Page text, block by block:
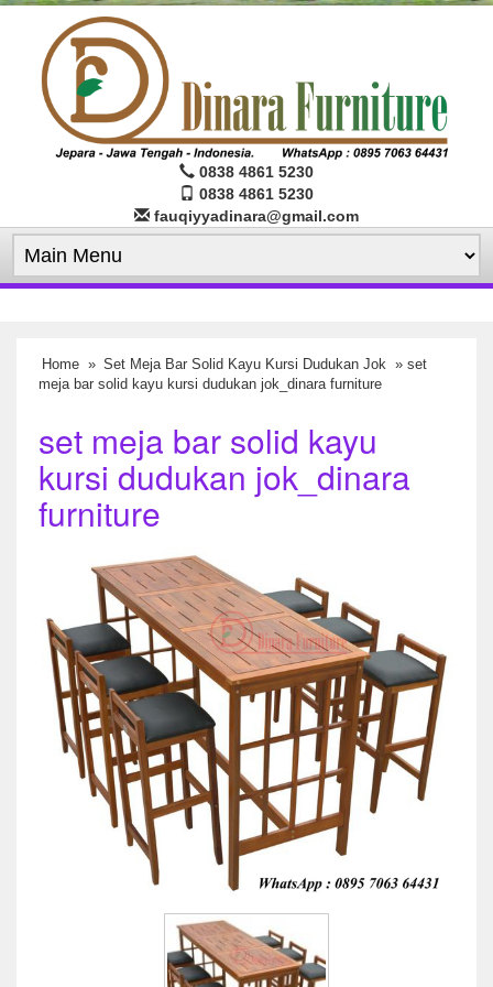
0838 4861 5230
0838 4861 5230
fauqiyyadinara@gmail.com
Home » Set Meja Bar Solid Kayu Kursi Dudukan Jok » set
meja bar solid kayu kursi dudukan jok_dinara furniture
set meja bar solid kayu
kursi dudukan jok_dinara
furniture